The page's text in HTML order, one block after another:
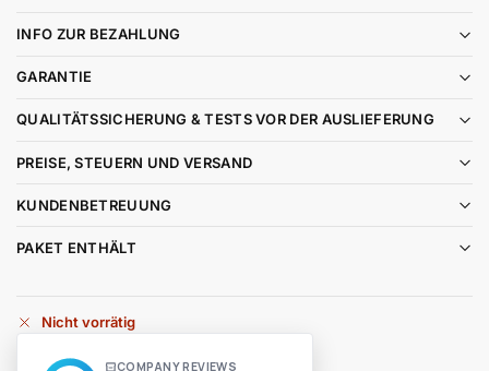
INFO ZUR BEZAHLUNG
GARANTIE
QUALITÄTSSICHERUNG & TESTS VOR DER AUSLIEFERUNG
PREISE, STEUERN UND VERSAND
KUNDENBETREUUNG
PAKET ENTHÄLT
Nicht vorrätig